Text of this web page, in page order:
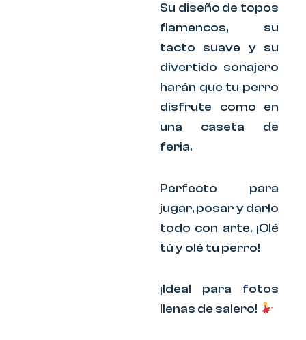
Su diseño de topos
flamencos, su
tacto suave y su
divertido sonajero
harán que tu perro
disfrute como en
una caseta de
feria.
Perfecto para
jugar, posar y darlo
todo con arte. ¡Olé
tú y olé tu perro!
¡Ideal para fotos
llenas de salero!